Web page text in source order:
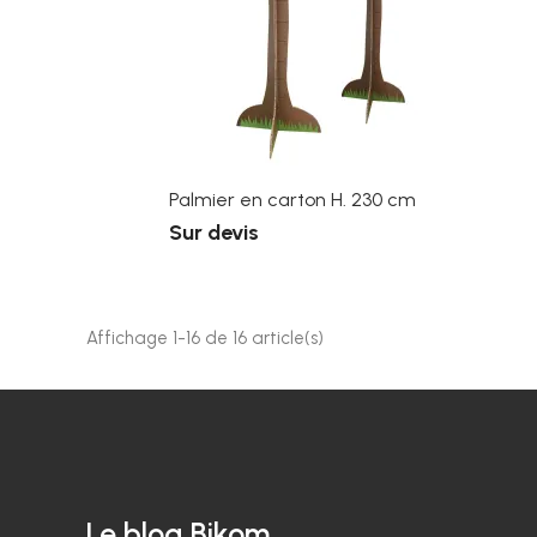
Palmier en carton H. 230 cm
Sur devis
Affichage 1-16 de 16 article(s)